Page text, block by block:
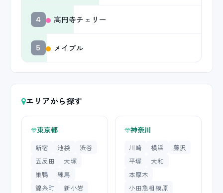
4 高円寺チェリー
5 メイプル
エリアから探す
東京都
新宿 池袋
渋谷
五反田
大塚
巣鴨
練馬
錦糸町
新小岩
神奈川
川崎 横浜
藤沢
平塚
大和
本厚木
小田急相模原